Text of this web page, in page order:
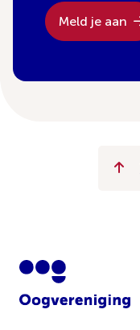
Meld je aan